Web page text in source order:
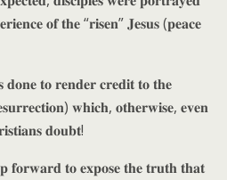
𝐨𝐟 𝐭𝐡𝐞 “𝐫𝐢𝐬𝐞𝐧” 𝐉𝐞𝐬𝐮𝐬 (𝐩𝐞𝐚𝐜𝐞
𝐝𝐨𝐧𝐞 𝐭𝐨 𝐫𝐞𝐧𝐝𝐞𝐫 𝐜𝐫𝐞𝐝𝐢𝐭 𝐭𝐨 𝐭𝐡𝐞
𝐰𝐡𝐢𝐜𝐡, 𝐨𝐭𝐡𝐞𝐫𝐰𝐢𝐬𝐞, 𝐞𝐯𝐞𝐧
𝐝𝐨𝐮𝐛𝐭!
𝐟𝐨𝐫𝐰𝐚𝐫𝐝 𝐭𝐨 𝐞𝐱𝐩𝐨𝐬𝐞 𝐭𝐡𝐞 𝐭𝐫𝐮𝐭𝐡 𝐭𝐡𝐚𝐭